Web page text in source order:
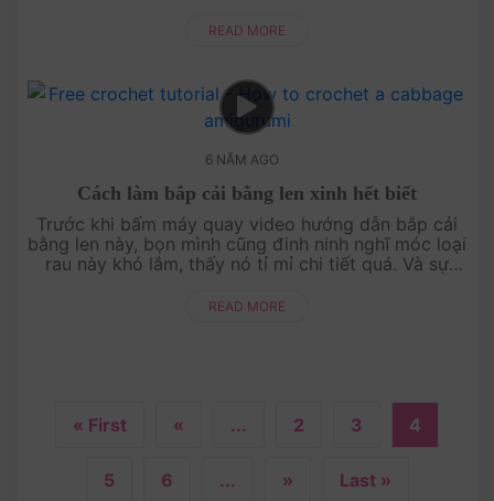
READ MORE
6 NĂM AGO
Cách làm bắp cải bằng len xinh hết biết
Trước khi bấm máy quay video hướng dẫn bắp cải
bằng len này, bọn mình cũng đinh ninh nghĩ móc loại
rau này khó lắm, thấy nó tỉ mỉ chi tiết quá. Và sự
READ MORE
« First « ... 2 3 4
5 6 ... » Last »